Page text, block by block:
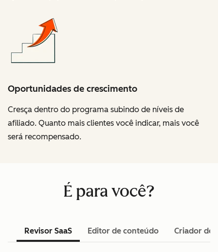
Oportunidades de crescimento
Cresça dentro do programa subindo de níveis de
afiliado. Quanto mais clientes você indicar, mais você
será recompensado.
É para você?
Revisor SaaS Editor de conteúdo Criador de